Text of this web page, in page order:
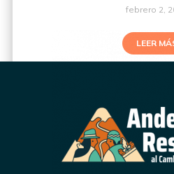
febrero 2,
LEER